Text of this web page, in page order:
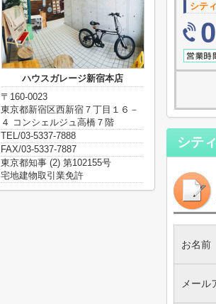
シテ
シテ
お名前
メール
ハウスガレージ新宿本店
〒160-0023
東京都新宿区西新宿７丁目１６－
４ コンシェルジュ高橋７階
TEL/03-5337-7888
FAX/03-5337-7887
東京都知事 (2) 第102155号
宅地建物取引業免許